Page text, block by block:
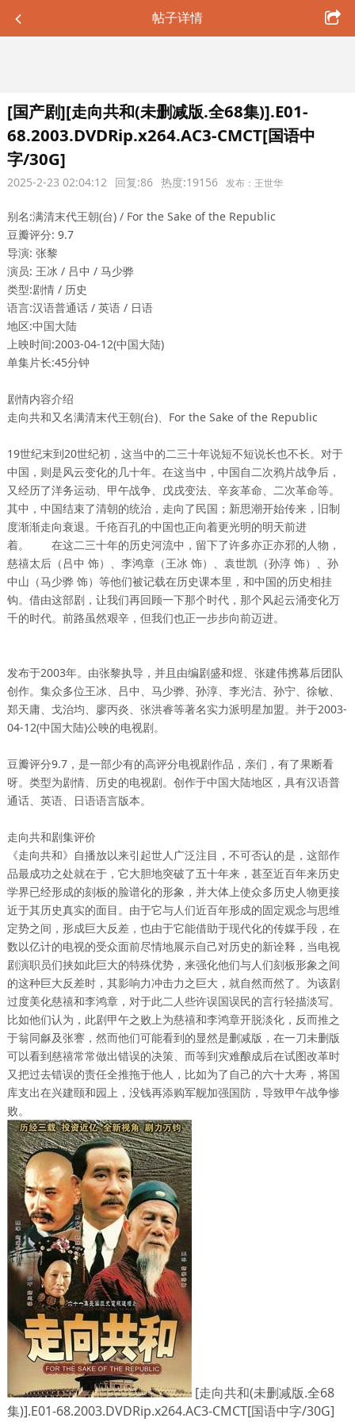
帖子详情
[国产剧][走向共和(未删减版.全68集)].E01-
68.2003.DVDRip.x264.AC3-CMCT[国语中
字/30G]
2025-2-23 02:04:12 回复:86 热度:19156 发布：王世华
别名:满清末代王朝(台) / For the Sake of the Republic
豆瓣评分: 9.7
导演: 张黎
演员: 王冰 / 吕中 / 马少骅
类型:剧情 / 历史
语言:汉语普通话 / 英语 / 日语
地区:中国大陆
上映时间:2003-04-12(中国大陆)
单集片长:45分钟
剧情内容介绍
走向共和又名满清末代王朝(台)、For the Sake of the Republic
19世纪末到20世纪初，这当中的二三十年说短不短说长也不长。对于
中国，则是风云变化的几十年。在这当中，中国自二次鸦片战争后，
又经历了洋务运动、甲午战争、戊戌变法、辛亥革命、二次革命等。
其中，中国结束了清朝的统治，走向了民国；新思潮开始传来，旧制
度渐渐走向衰退。千疮百孔的中国也正向着更光明的明天前进
着。 在这二三十年的历史河流中，留下了许多亦正亦邪的人物，
慈禧太后（吕中 饰）、李鸿章（王冰 饰）、袁世凯（孙淳 饰）、孙
中山（马少骅 饰）等他们被记载在历史课本里，和中国的历史相挂
钩。借由这部剧，让我们再回顾一下那个时代，那个风起云涌变化万
千的时代。前路虽然艰辛，但我们也正一步步向前迈进。
发布于2003年。由张黎执导，并且由编剧盛和煜、张建伟携幕后团队
创作。集众多位王冰、吕中、马少骅、孙淳、李光洁、孙宁、徐敏、
郑天庸、戈治均、廖丙炎、张洪睿等著名实力派明星加盟。并于2003-
04-12(中国大陆)公映的电视剧。
豆瓣评分9.7，是一部少有的高评分电视剧作品，亲们，有了果断看
呀。类型为剧情、历史的电视剧。创作于中国大陆地区，具有汉语普
通话、英语、日语语言版本。
走向共和剧集评价
《走向共和》自播放以来引起世人广泛注目，不可否认的是，这部作
品最成功之处就在于，它大胆地突破了五十年来，甚至近百年来历史
学界已经形成的刻板的脸谱化的形象，并大体上使众多历史人物更接
近于其历史真实的面目。由于它与人们近百年形成的固定观念与思维
定势之间，形成巨大反差，也由于它能借助于现代化的传媒手段，在
数以亿计的电视的受众面前尽情地展示自己对历史的新诠释，当电视
剧演职员们挟如此巨大的特殊优势，来强化他们与人们刻板形象之间
的这种巨大反差时，其影响力冲击力之巨大，就自然而然了。为该剧
过度美化慈禧和李鸿章，对于此二人些许误国误民的言行轻描淡写。
比如他们认为，此剧甲午之败上为慈禧和李鸿章开脱淡化，反而推之
于翁同龢及张謇，然而他们可能看到的显然是删减版，在一刀未删版
可以看到慈禧常常做出错误的决策、而等到灾难酿成后在试图改革时
又把过去错误的责任全推拖于他人，比如为了自己的六十大寿，将国
库支出在兴建颐和园上，没钱再添购军舰加强国防，导致甲午战争惨
败。
[走向共和(未删减版.全68
集)].E01-68.2003.DVDRip.x264.AC3-CMCT[国语中字/30G]